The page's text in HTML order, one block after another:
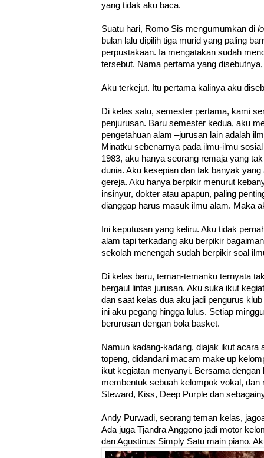
yang tidak aku baca.
Suatu hari, Romo Sis mengumumkan di
bulan lalu dipilih tiga murid yang paling
perpustakaan. Ia mengatakan sudah
tersebut. Nama pertama yang
Aku terkejut. Itu pertama kalinya aku
Di kelas satu, semester pertama, kami
penjurusan. Baru semester kedua, aku
pengetahuan alam –jurusan lain adalah
Minatku sebenarnya pada ilmu-ilmu
1983, aku hanya seorang remaja yang
dunia. Aku kesepian dan tak banyak
gereja. Aku hanya berpikir menurut
insinyur, dokter atau apapun, paling
dianggap harus masuk ilmu alam. Maka
Ini keputusan yang keliru. Aku tidak
alam tapi terkadang aku berpikir
sekolah menengah sudah berpikir soal
Di kelas baru, teman-temanku ternyata
bergaul lintas jurusan. Aku suka ikut
dan saat kelas dua aku jadi pengurus
ini aku pegang hingga lulus. Setiap
berurusan dengan bola basket.
Namun kadang-kadang, diajak ikut acara
topeng, didandani macam make up
ikut kegiatan menyanyi. Bersama dengan
membentuk sebuah kelompok vokal, dan
Steward, Kiss, Deep Purple dan
Andy Purwadi, seorang teman kelas,
Ada juga Tjandra Anggono jadi motor
dan Agustinus Simply Satu main piano.